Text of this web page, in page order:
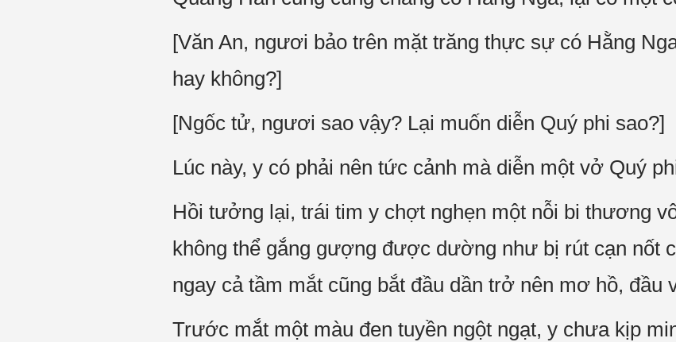
[Văn An, ngươi bảo trên mặt trăng thực sự có Hằng
hay không?]
[Ngốc tử, ngươi sao vậy? Lại muốn diễn Quý phi sao?]
Lúc này, y có phải nên tức cảnh mà diễn một vở Quý
Hồi tưởng lại, trái tim y chợt nghẹn một nỗi bi thương
không thể gắng gượng được dường như bị rút cạn nốt
ngay cả tầm mắt cũng bắt đầu dần trở nên mơ hồ, đầu
Trước mắt một màu đen tuyền ngột ngạt, y chưa kịp